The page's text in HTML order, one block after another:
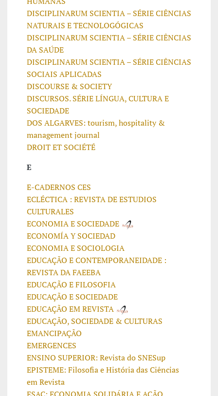
DISCIPLINARUM SCIENTIA – SÉRIE CIÊNCIAS
NATURAIS E TECNOLOGÓGICAS
DISCIPLINARUM SCIENTIA – SÉRIE CIÊNCIAS
DA SAÚDE
DISCIPLINARUM SCIENTIA – SÉRIE CIÊNCIAS
SOCIAIS APLICADAS
DISCOURSE & SOCIETY
DISCURSOS. SÉRIE LÍNGUA, CULTURA E
SOCIEDADE
DOS ALGARVES: tourism, hospitality &
management journal
DROIT ET SOCIÉTÉ
E
E-CADERNOS CES
ECLÉCTICA : REVISTA DE ESTUDIOS
CULTURALES
ECONOMIA E SOCIEDADE
ECONOMÍA Y SOCIEDAD
ECONOMIA E SOCIOLOGIA
EDUCAÇÃO E CONTEMPORANEIDADE :
REVISTA DA FAEEBA
EDUCAÇÃO E FILOSOFIA
EDUCAÇÃO E SOCIEDADE
EDUCAÇÃO EM REVISTA
EDUCAÇÃO, SOCIEDADE & CULTURAS
EMANCIPAÇÃO
EMERGENCES
ENSINO SUPERIOR: Revista do SNESup
EPISTEME: Filosofia e História das Ciências
em Revista